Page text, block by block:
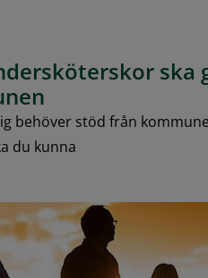
ska
behöver stöd från
du kunna